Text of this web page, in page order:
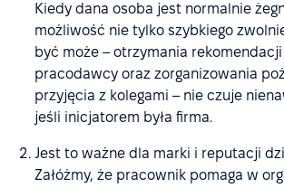
Kiedy dana osoba jest normalnie
możliwość nie tylko szybkiego
być może – otrzymania rekomendacji
pracodawcy oraz zorganizowania
przyjęcia z kolegami – nie czuje
jeśli inicjatorem była firma.
Jest to ważne dla marki i reputacji
Załóżmy, że pracownik pomaga w